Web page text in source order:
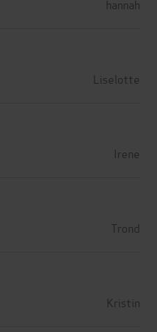
hannah
Liselotte
Irene
Trond
Kristin